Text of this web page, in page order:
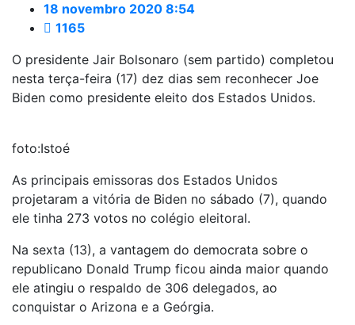
18 novembro 2020 8:54
1165
O presidente Jair Bolsonaro (sem partido) completou
nesta terça-feira (17) dez dias sem reconhecer Joe
Biden como presidente eleito dos Estados Unidos.
foto:Istoé
As principais emissoras dos Estados Unidos
projetaram a vitória de Biden no sábado (7), quando
ele tinha 273 votos no colégio eleitoral.
Na sexta (13), a vantagem do democrata sobre o
republicano Donald Trump ficou ainda maior quando
ele atingiu o respaldo de 306 delegados, ao
conquistar o Arizona e a Geórgia.